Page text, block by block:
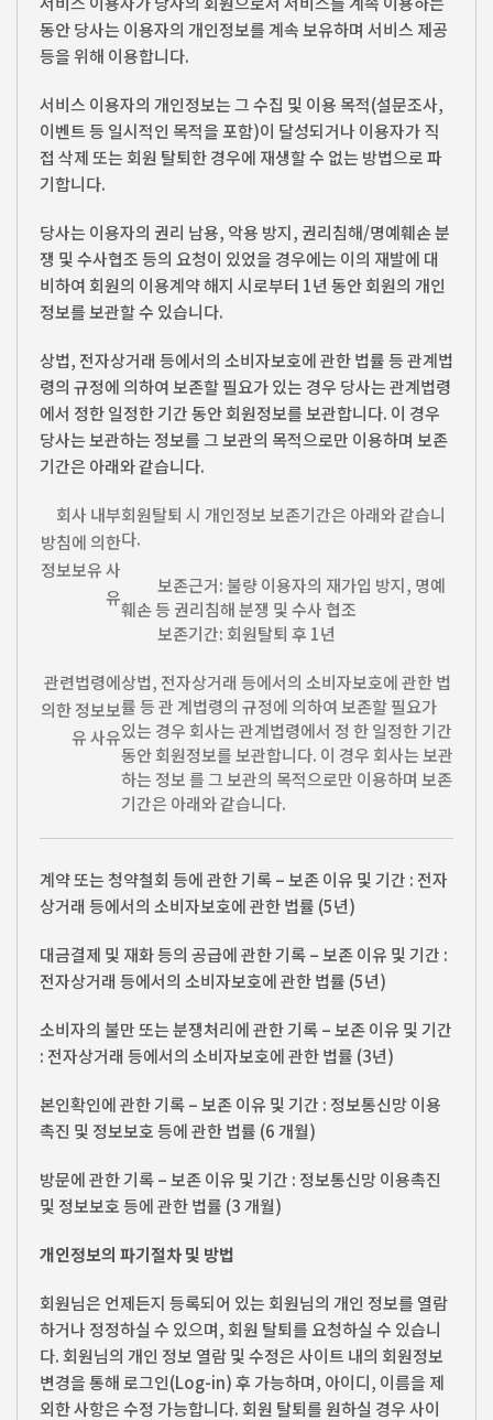
동안 당사는 이용자의 개인정보를 계속 보유하며 서비스 제공
등을 위해 이용합니다.
서비스 이용자의 개인정보는 그 수집 및 이용 목적(설문조사,
이벤트 등 일시적인 목적을 포함)이 달성되거나 이용자가 직
접 삭제 또는 회원 탈퇴한 경우에 재생할 수 없는 방법으로 파
기합니다.
당사는 이용자의 권리 남용, 악용 방지, 권리침해/명예훼손 분
쟁 및 수사협조 등의 요청이 있었을 경우에는 이의 재발에 대
비하여 회원의 이용계약 해지 시로부터 1년 동안 회원의 개인
정보를 보관할 수 있습니다.
상법, 전자상거래 등에서의 소비자보호에 관한 법률 등 관계법
령의 규정에 의하여 보존할 필요가 있는 경우 당사는 관계법령
에서 정한 일정한 기간 동안 회원정보를 보관합니다. 이 경우
당사는 보관하는 정보를 그 보관의 목적으로만 이용하며 보존
기간은 아래와 같습니다.
회사 내부
방침에 의한
정보보유 사
유
회원탈퇴 시 개인정보 보존기간은 아래와 같습니
다.
보존근거: 불량 이용자의 재가입 방지, 명예
훼손 등 권리침해 분쟁 및 수사 협조
보존기간: 회원탈퇴 후 1년
관련법령에
의한 정보보
유 사유
상법, 전자상거래 등에서의 소비자보호에 관한 법
률 등 관 계법령의 규정에 의하여 보존할 필요가
있는 경우 회사는 관계법령에서 정 한 일정한 기간
동안 회원정보를 보관합니다. 이 경우 회사는 보관
하는 정보 를 그 보관의 목적으로만 이용하며 보존
기간은 아래와 같습니다.
계약 또는 청약철회 등에 관한 기록 – 보존 이유 및 기간 : 전자
상거래 등에서의 소비자보호에 관한 법률 (5년)
대금결제 및 재화 등의 공급에 관한 기록 – 보존 이유 및 기간 :
전자상거래 등에서의 소비자보호에 관한 법률 (5년)
소비자의 불만 또는 분쟁처리에 관한 기록 – 보존 이유 및 기간
: 전자상거래 등에서의 소비자보호에 관한 법률 (3년)
본인확인에 관한 기록 – 보존 이유 및 기간 : 정보통신망 이용
촉진 및 정보보호 등에 관한 법률 (6 개월)
방문에 관한 기록 – 보존 이유 및 기간 : 정보통신망 이용촉진
및 정보보호 등에 관한 법률 (3 개월)
개인정보의 파기절차 및 방법
회원님은 언제든지 등록되어 있는 회원님의 개인 정보를 열람
하거나 정정하실 수 있으며, 회원 탈퇴를 요청하실 수 있습니
다. 회원님의 개인 정보 열람 및 수정은 사이트 내의 회원정보
변경을 통해 로그인(Log-in) 후 가능하며, 아이디, 이름을 제
외한 사항은 수정 가능합니다. 회원 탈퇴를 원하실 경우 사이